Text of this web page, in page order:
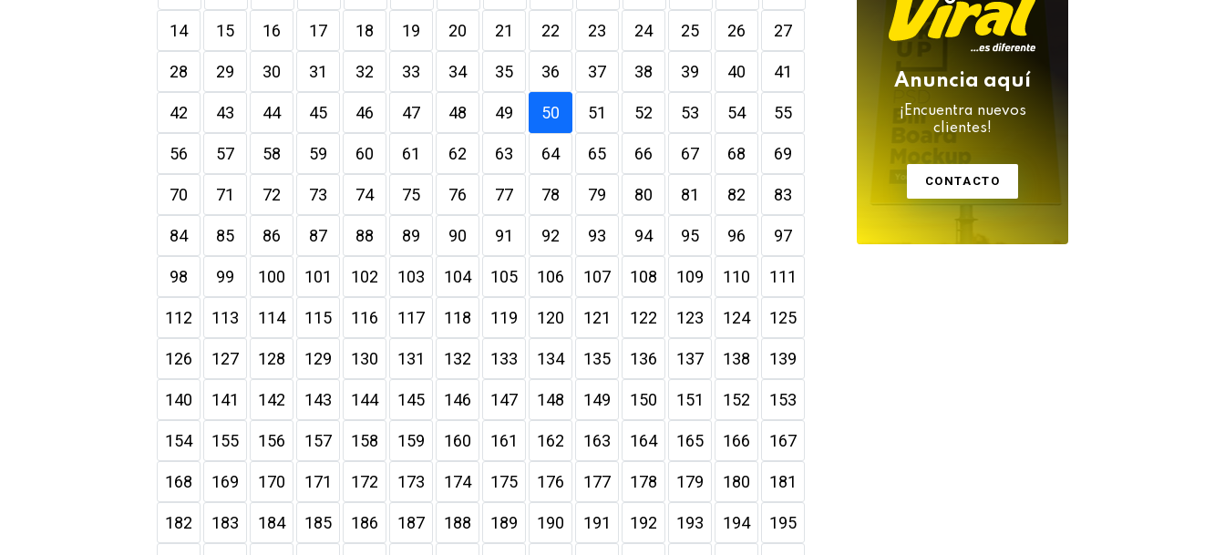
14 15 16 17 18 19 20 21 22 23 24 25 26 27
28 29 30 31 32 33 34 35 36 37 38 39 40 41
42 43 44 45 46 47 48 49 50 51 52 53 54 55
56 57 58 59 60 61 62 63 64 65 66 67 68 69
70 71 72 73 74 75 76 77 78 79 80 81 82 83
84 85 86 87 88 89 90 91 92 93 94 95 96 97
98 99 100 101 102 103 104 105 106 107 108 109 110 111
112 113 114 115 116 117 118 119 120 121 122 123 124 125
126 127 128 129 130 131 132 133 134 135 136 137 138 139
140 141 142 143 144 145 146 147 148 149 150 151 152 153
154 155 156 157 158 159 160 161 162 163 164 165 166 167
168 169 170 171 172 173 174 175 176 177 178 179 180 181
182 183 184 185 186 187 188 189 190 191 192 193 194 195
Anuncia aquí
¡Encuentra nuevos
clientes!
CONTACTO